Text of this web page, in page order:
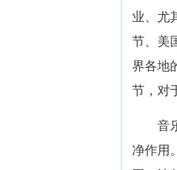
业、尤
节、美
界各地
节，对
音乐
净作用